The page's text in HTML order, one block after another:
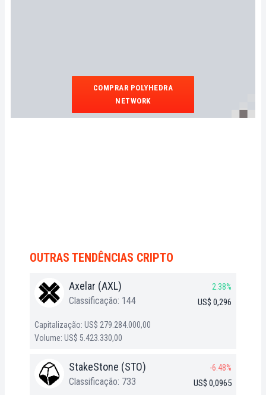
COMPRAR POLYHEDRA
NETWORK
OUTRAS TENDÊNCIAS CRIPTO
Axelar (AXL)
Classificação: 144
2.38%
US$ 0,296
Capitalização: US$ 279.284.000,00
Volume: US$ 5.423.330,00
StakeStone (STO)
Classificação: 733
-6.48%
US$ 0,0965